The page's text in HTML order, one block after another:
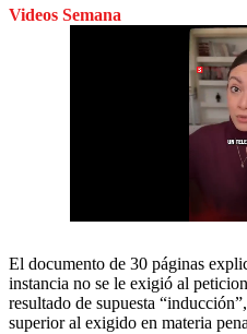
Videos Semana
El documento de 30 páginas
instancia no se le exigió al
resultado de supuesta
superior al exigido en materia